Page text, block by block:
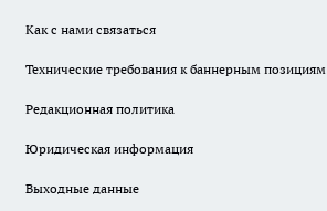
Как с нами связаться
Технические требования к баннерным позициям
Редакционная политика
Юридическая информация
Выходные данные